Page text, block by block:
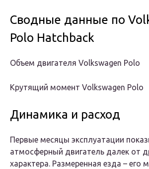
Сводные данные по
Polo Hatchback
Объем двигателя Volkswagen Polo
Крутящий момент Volkswagen Polo
Динамика и расход
Первые месяцы эксплуатации
атмосферный двигатель далек от
характера. Размеренная езда – его